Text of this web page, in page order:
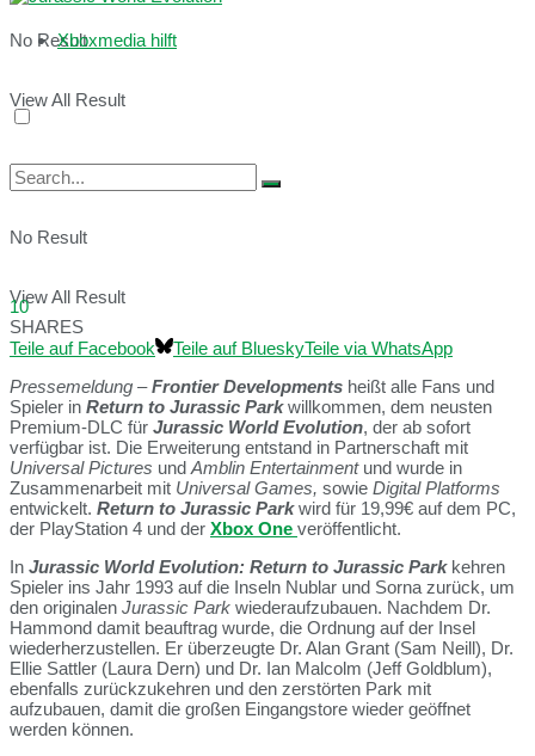
No Result
View All Result
Xboxmedia hilft
No Result
View All Result
10
SHARES
Teile auf Facebook
Teile auf BlueskyTeile via WhatsApp
Pressemeldung –Frontier Developments heißt alle Fans und
Spieler in Return to Jurassic Parkwillkommen, dem neusten
Premium-DLC für Jurassic World Evolution, der ab sofort
verfügbar ist. Die Erweiterung entstand in Partnerschaft mit
Universal Pictures und Amblin Entertainmentund wurde in
Zusammenarbeit mit Universal Games, sowie Digital Platforms
entwickelt. Return to Jurassic Parkwird für 19,99€ auf dem PC,
der PlayStation 4 und der Xbox One veröffentlicht.
In Jurassic World Evolution: Return to Jurassic Parkkehren
Spieler ins Jahr 1993 auf die Inseln Nublar und Sorna zurück, um
den originalen Jurassic Park wiederaufzubauen. Nachdem Dr.
Hammond damit beauftrag wurde, die Ordnung auf der Insel
wiederherzustellen. Er überzeugte Dr. Alan Grant (Sam Neill), Dr.
Ellie Sattler (Laura Dern) und Dr. Ian Malcolm (Jeff Goldblum),
ebenfalls zurückzukehren und den zerstörten Park mit
aufzubauen, damit die großen Eingangstore wieder geöffnet
werden können.